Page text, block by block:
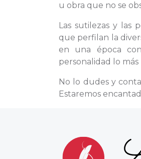
u obra que no se
Las sutilezas y las
que perfilan la
en una época
personalidad lo
No lo dudes y
Estaremos